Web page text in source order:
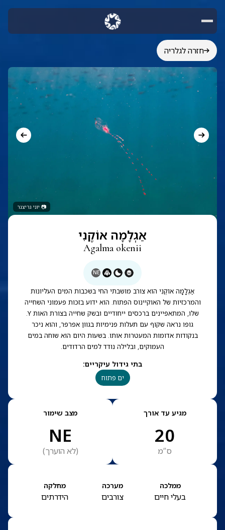
חזרה לגלריה
📷 יוני גריצנר
אַגְלָמָה אוֹקֶנִי
Agalma okenii
NE
אַגְלָמָה אוֹקֶנִי הוא צורב מושבתי החי בשכבות המים העליונות
והמרכזיות של האוקיינוס הפתוח. הוא ידוע בזכות פעמוני השחייה
שלו, המתאפיינים ברכסים ייחודיים ובשק שחייה בצורת האות Y.
גופו נראה שקוף עם תעלות פנימיות בגוון אפרפר, והוא ניכר
בנקודות אדומות המעטרות אותו. בשעות היום הוא שוחה במים
העמוקים, ובלילה נודד למים הרדודים.
בתי גידול עיקריים:
ים פתוח
מגיע עד אורך
20
ס”מ
מצב שימור
NE
(לא הוערך)
ממלכה
בעלי חיים
מערכה
צורבים
מחלקה
הידרתים